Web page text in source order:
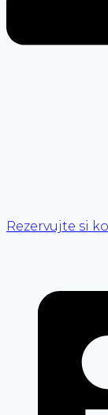
Rezervujte si